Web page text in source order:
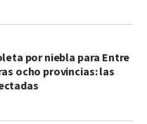
por niebla para Entre
ocho provincias: las